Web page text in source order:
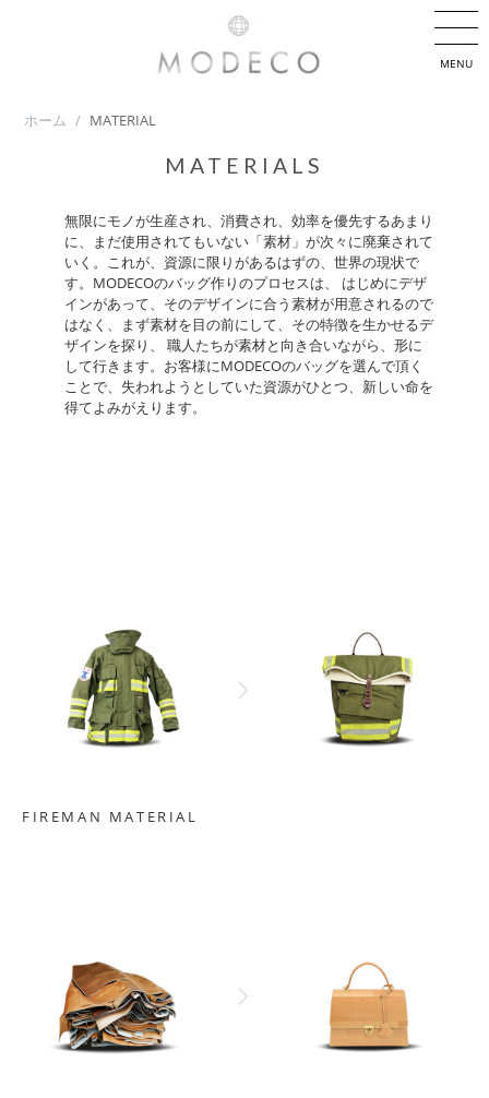
ホーム / MATERIAL
MATERIALS
無限にモノが生産され、消費され、効率を優先するあまり
に、まだ使用されてもいない「素材」が次々に廃棄されて
いく。これが、資源に限りがあるはずの、世界の現状で
す。MODECOのバッグ作りのプロセスは、 はじめにデザ
インがあって、そのデザインに合う素材が用意されるので
はなく、まず素材を目の前にして、その特徴を生かせるデ
ザインを探り、 職人たちが素材と向き合いながら、形に
して行きます。お客様にMODECOのバッグを選んで頂く
ことで、失われようとしていた資源がひとつ、新しい命を
得てよみがえります。
FIREMAN MATERIAL
MENU